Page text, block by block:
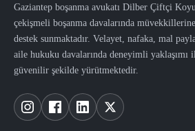
Gaziantep boşanma avukatı Dilber Çiftçi
çekişmeli boşanma davalarında
destek sunmaktadır. Velayet, nafaka, mal
aile hukuku davalarında deneyimli yaklaşımı
güvenilir şekilde yürütmektedir.